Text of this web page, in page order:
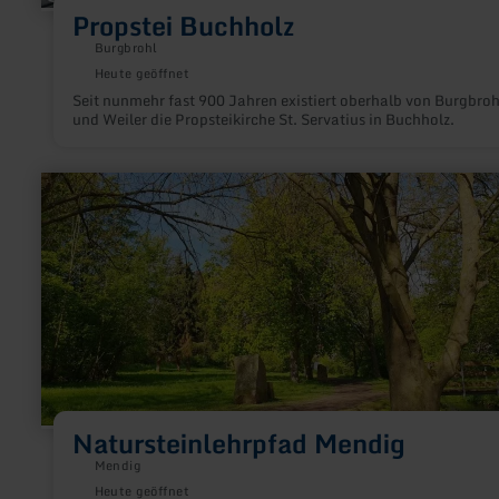
Propstei Buchholz
Burgbrohl
Heute geöffnet
Seit nunmehr fast 900 Jahren existiert oberhalb von
und Weiler die Propsteikirche St. Servatius in Buchholz.
Natursteinlehrpfad Mendig
Mendig
Heute geöffnet
mehr
erfahren
zu:
Natursteinlehrpfad
Mendig